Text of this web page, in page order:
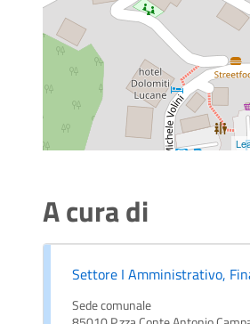
A cura di
Settore I Amministrativo,
Sede comunale